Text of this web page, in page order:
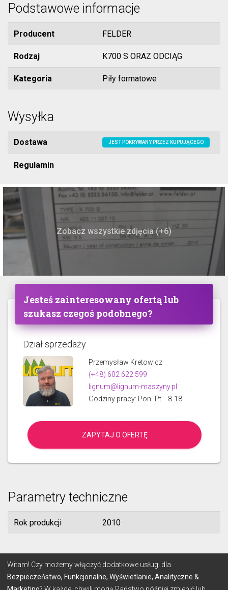
Podstawowe informacje
Producent FELDER
Rodzaj K700 S ORAZ ODCIĄG
Kategoria Piły formatowe
Wysyłka
Dostawa JEST POKRYWANY PRZEZ KUPUJĄCEGO
Regulamin
Zobacz wszystkie zdjęcia (+6)
Jesteś zainteresowany ofertą lub
szukasz czegoś podobnego?
Dział sprzedaży
Przemysław Kretowicz
(+48) 602 622 599
lignum@lignum-maszyny.pl
Godziny pracy: Pon.-Pt. - 8-18
ZAPYTAJ O OFERTĘ
Parametry techniczne
Rok produkcji 2010
© 2026 Lignum
Witam! Czy możemy włączyć dodatkowe usługi dla
Bezpieczeństwo, Funkcjonalne, Wyświetlanie, Analityczne &